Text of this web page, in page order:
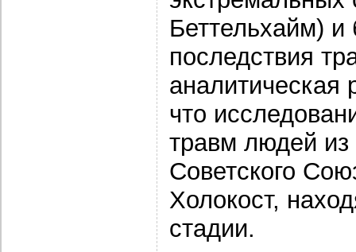
Беттельхайм) и
последствия
аналитическая
что
травм людей
Советского
Холокост,
стадии.